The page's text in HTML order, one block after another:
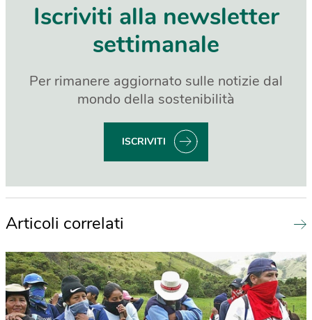
Iscriviti alla newsletter
settimanale
Per rimanere aggiornato sulle notizie dal
mondo della sostenibilità
ISCRIVITI
Articoli correlati